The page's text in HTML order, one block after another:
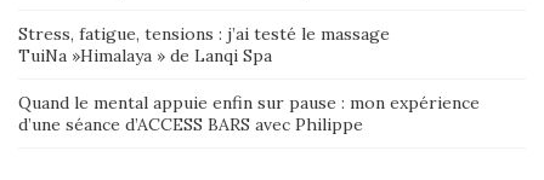
Stress, fatigue, tensions : j’ai testé le massage
TuiNa »Himalaya » de Lanqi Spa
Quand le mental appuie enfin sur pause : mon expérience
d’une séance d’ACCESS BARS avec Philippe